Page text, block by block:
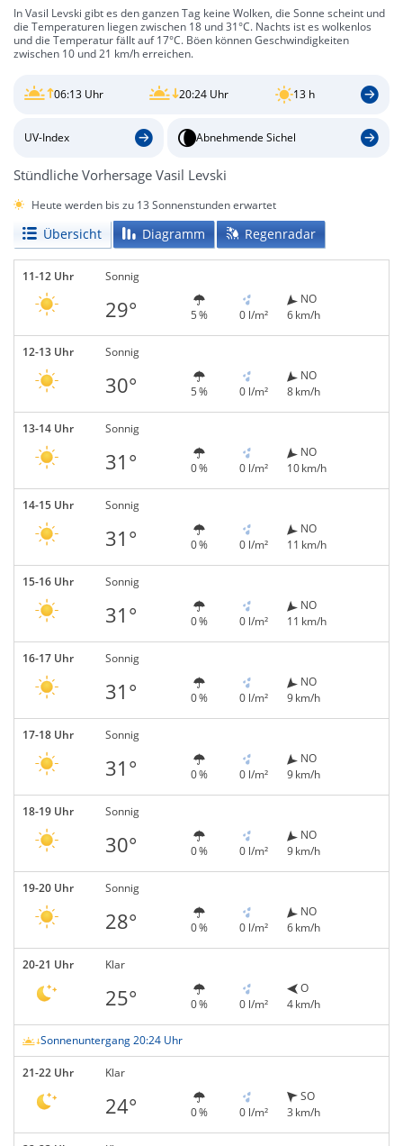
In Vasil Levski gibt es den ganzen Tag keine Wolken, die Sonne scheint und
die Temperaturen liegen zwischen 18 und 31°C. Nachts ist es wolkenlos
und die Temperatur fällt auf 17°C. Böen können Geschwindigkeiten
zwischen 10 und 21 km/h erreichen.
06:13 Uhr 20:24 Uhr 13 h
UV-Index Abnehmende Sichel
Stündliche Vorhersage Vasil Levski
Heute werden bis zu 13 Sonnenstunden erwartet
Übersicht Diagramm Regenradar
11-12 Uhr Sonnig
29° 5 % 0 l/m²
NO
6 km/h
12-13 Uhr Sonnig
30° 5 % 0 l/m²
NO
8 km/h
13-14 Uhr Sonnig
31° 0 % 0 l/m²
NO
10 km/h
14-15 Uhr Sonnig
31° 0 % 0 l/m²
NO
11 km/h
15-16 Uhr Sonnig
31° 0 % 0 l/m²
NO
11 km/h
16-17 Uhr Sonnig
31° 0 % 0 l/m²
NO
9 km/h
17-18 Uhr Sonnig
31° 0 % 0 l/m²
NO
9 km/h
18-19 Uhr Sonnig
30° 0 % 0 l/m²
NO
9 km/h
19-20 Uhr Sonnig
28° 0 % 0 l/m²
NO
6 km/h
20-21 Uhr Klar
25° 0 % 0 l/m²
O
4 km/h
Sonnenuntergang 20:24 Uhr
21-22 Uhr Klar
24° 0 % 0 l/m²
SO
3 km/h